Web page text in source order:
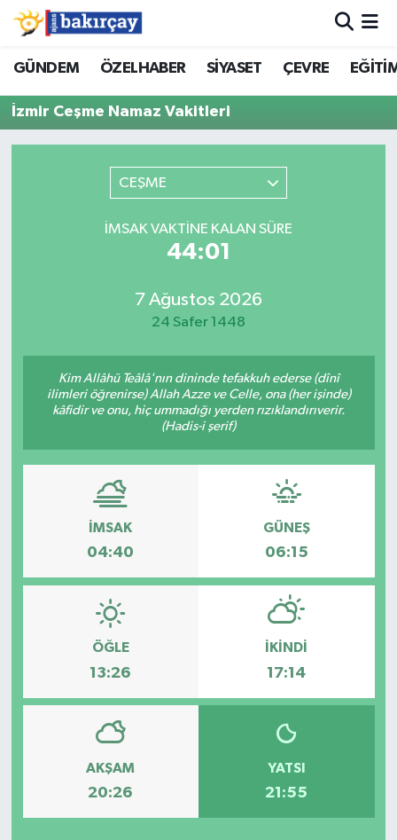
GÜNDEM ÖZELHABER SİYASET ÇEVRE
İzmir Ceşme Namaz Vakitleri
CEŞME
İMSAK VAKTINE KALAN SÜRE
44:01
7 Ağustos 2026
24 Safer 1448
Kim Allâhü Teâlâ'nın dininde tefakkuh ederse (dînî
ilimleri öğrenirse) Allah Azze ve Celle, ona (her işinde)
kâfidir ve onu, hiç ummadığı yerden rızıklandırıverir.
(Hadis-i şerif)
İMSAK
04:40
GÜNEŞ
06:15
ÖĞLE
13:26
İKINDI
17:14
AKŞAM
20:26
YATSI
21:55
İzmir Nöbetçi Eczaneler
İzmir Hava Durumu
İzmir Trafik Yoğunluk Haritası
Süper Lig Puan Durumu ve Fikstür
Tüm Manşetler
Haber Arşivi